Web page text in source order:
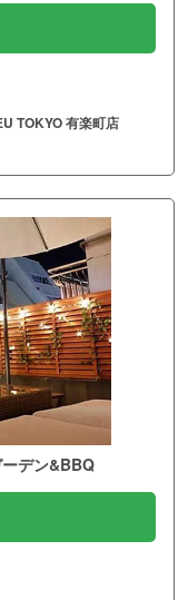
TOKYO 有楽町店
デン&BBQ